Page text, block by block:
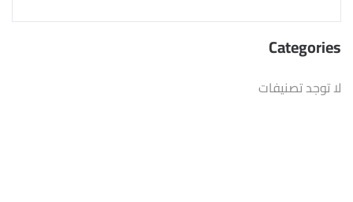
Categories
لا توجد تصنيفات